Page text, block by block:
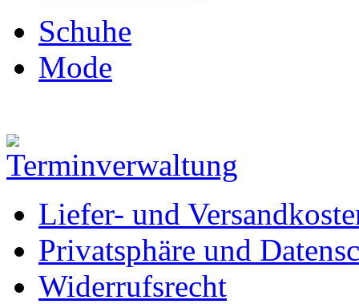
Schuhe
Mode
Liefer- und
Privatsphäre und
Widerrufsrecht